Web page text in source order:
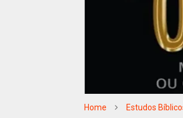
Home Estudos